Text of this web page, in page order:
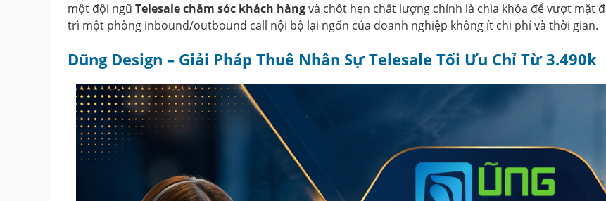
một đội ngũ Telesale chăm sóc khách hàngvà chốt hẹn chất lượng chính là chìa khóa để vượt mặt
trì một phòng inbound/outbound call nội bộ lại ngốn của doanh nghiệp không ít chi phí và thời gian.
Dũng Design – Giải Pháp Thuê Nhân Sự Telesale Tối Ưu Chỉ Từ 3.490k